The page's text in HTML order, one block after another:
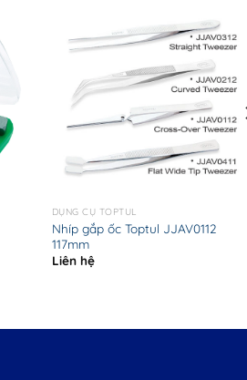
DỤNG CỤ TOPTUL
Nhíp gắp ốc Toptul JJAV0112
117mm
Liên hệ